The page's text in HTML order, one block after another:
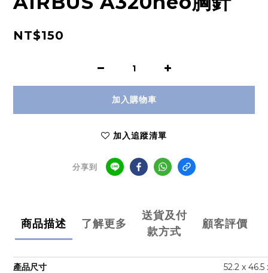
NT$150
加入購物車
加入追蹤清單
分享到
商品描述 了解更多
送貨及付
款方式
顧客評價
產品尺寸 52.2 x 46.5